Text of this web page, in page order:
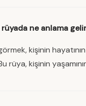
ne anlama
kişinin
rüya, kişinin